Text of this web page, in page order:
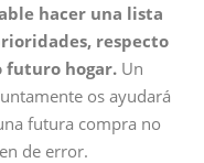
hacer una lista
respecto
futuro hogar. Un
os ayudará
futura compra no
de error.